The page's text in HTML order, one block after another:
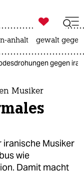

taz zahl ich
anhalt gewalt
gegen
Musiker
iranische Musiker
wie
Damit macht